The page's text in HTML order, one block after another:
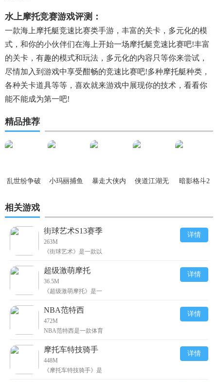
水上摩托竞赛游戏评测：
一款海上摩托艇竞速比赛类手游，丰富的关卡，多元化的模
式，和你的小伙伴们在海上开始一场摩托艇竞速比赛吧!丰富
的关卡，有趣的模式和玩法，多元化的内容只等你来尝试，
尽情加入到游戏中享受酣畅的竞速比赛吧!多种摩托艇种类，
各种关卡道具等等，喜欢就来游戏中展现你的技术，看看你
能不能成为第一吧!
精品推荐
乱世纷争破
小玛丽捕鱼
暴走大侠内
侠道江湖无
暗影格斗2
币、无限宝
石)
相关游戏
街球艺术S13赛季
263M
《街球艺术》是一款以
详情
超级激萌摩托
36.5M
《超级激萌摩托》是一
详情
NBA范特西
472M
NBA范特西是一款体育
详情
摩托车特技骑手
448M
《摩托车特技骑手》是
详情